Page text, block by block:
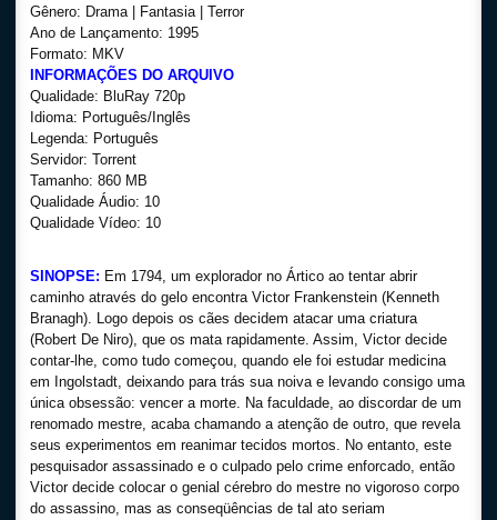
Gênero: Drama | Fantasia | Terror
Ano de Lançamento: 1995
Formato: MKV
INFORMAÇÕES DO ARQUIVO
Qualidade: BluRay 720p
Idioma: Português/Inglês
Legenda: Português
Servidor: Torrent
Tamanho: 860 MB
Qualidade Áudio: 10
Qualidade Vídeo: 10
SINOPSE: Em 1794, um explorador no Ártico ao tentar abrir
caminho através do gelo encontra Victor Frankenstein (Kenneth
Branagh). Logo depois os cães decidem atacar uma criatura
(Robert De Niro), que os mata rapidamente. Assim, Victor decide
contar-lhe, como tudo começou, quando ele foi estudar medicina
em Ingolstadt, deixando para trás sua noiva e levando consigo uma
única obsessão: vencer a morte. Na faculdade, ao discordar de um
renomado mestre, acaba chamando a atenção de outro, que revela
seus experimentos em reanimar tecidos mortos. No entanto, este
pesquisador assassinado e o culpado pelo crime enforcado, então
Victor decide colocar o genial cérebro do mestre no vigoroso corpo
do assassino, mas as conseqüências de tal ato seriam